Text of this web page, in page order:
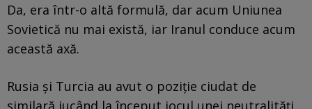
Da, era într-o altă formulă, dar acum Uniunea
Sovietică nu mai există, iar Iranul conduce acum
această axă.
Rusia și Turcia au avut o poziție ciudat de
similară jucând la început jocul unei neutralități,